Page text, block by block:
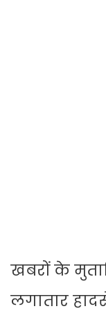
खबरों के
लगातार